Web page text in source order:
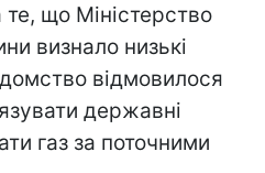
що Міністерство
визнало низькі
відмовилося
державні
газ за поточними